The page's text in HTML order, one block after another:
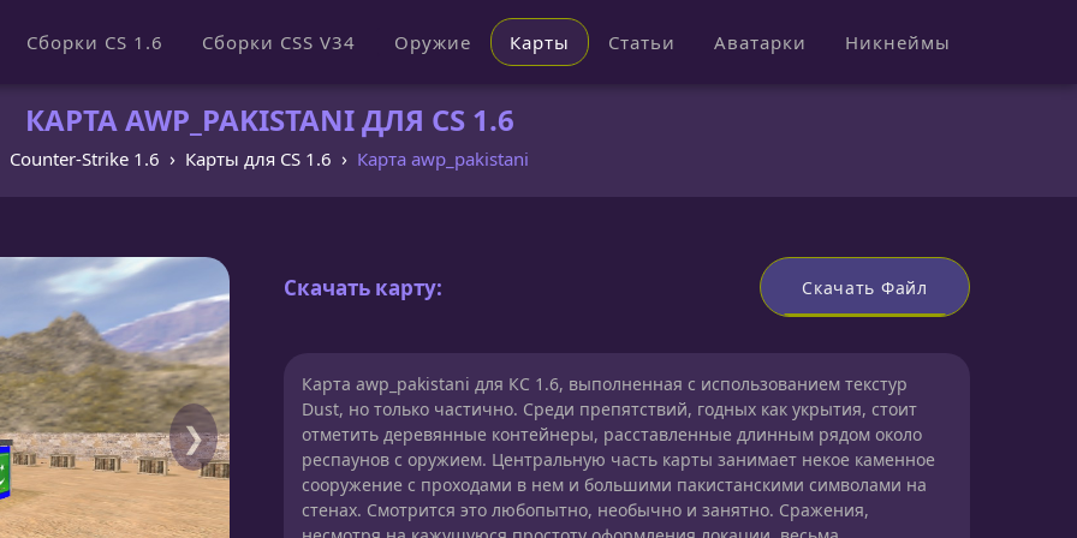
Сборки CS 1.6 Сборки CSS V34 Оружие Карты Статьи Аватарки Никнеймы
КАРТА AWP_PAKISTANI ДЛЯ CS 1.6
Counter-Strike 1.6 Карты для CS 1.6 Карта awp_pakistani
❯
Скачать карту: Скачать Файл
Карта awp_pakistani для КС 1.6, выполненная с использованием текстур
Dust, но только частично. Среди препятствий, годных как укрытия, стоит
отметить деревянные контейнеры, расставленные длинным рядом около
респаунов с оружием. Центральную часть карты занимает некое каменное
сооружение с проходами в нем и большими пакистанскими символами на
стенах. Смотрится это любопытно, необычно и занятно. Сражения,